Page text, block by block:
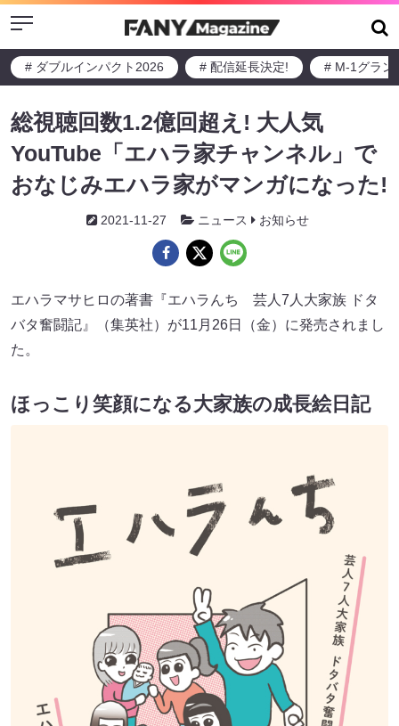
Menu
# ダブルインパクト2026 # 配信延長決定! # M-1グラン
総視聴回数1.2億回超え! 大人気
YouTube「エハラ家チャンネル」で
おなじみエハラ家がマンガになった!
2021-11-27 ニュース お知らせ
エハラマサヒロの著書『エハラんち 芸人7人大家族 ドタ
バタ奮闘記』（集英社）が11月26日（金）に発売されまし
た。
ほっこり笑顔になる大家族の成長絵日記